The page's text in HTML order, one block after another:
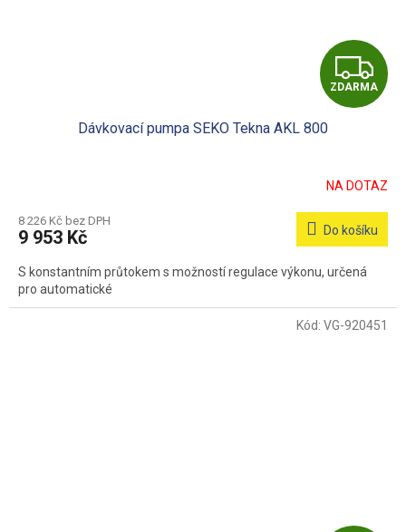
Z
D
R
M
A
ZDARMA
Dávkovací pumpa SEKO Tekna AKL 800
NA DOTAZ
8 226 Kč bez DPH
9 953 Kč Do košíku
S konstantním průtokem s možností regulace výkonu, určená
pro automatické
Kód: VG-920451